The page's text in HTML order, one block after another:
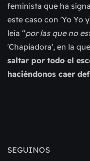
feminista que ha
este caso con 'Yo Yo
leía “por las que no
'Chapiadora', en la que
saltar por todo el
haciéndonos caer
SEGUINOS